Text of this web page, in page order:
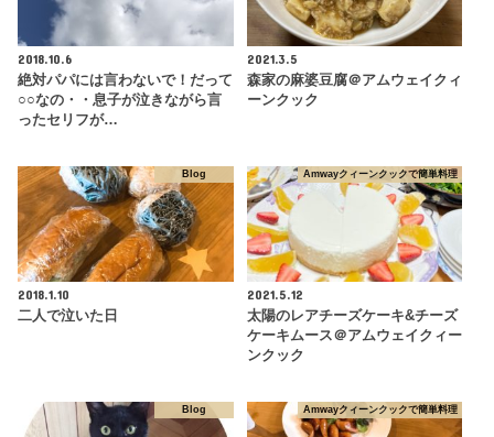
2018.10.6
絶対パパには言わないで！だって
○○なの・・息子が泣きながら言
ったセリフが…
2021.3.5
森家の麻婆豆腐＠アムウェイクィ
ーンクック
Blog
2018.1.10
二人で泣いた日
Amwayクィーンクックで簡単料理
2021.5.12
太陽のレアチーズケーキ&チーズ
ケーキムース＠アムウェイクィー
ンクック
Blog Amwayクィーンクックで簡単料理